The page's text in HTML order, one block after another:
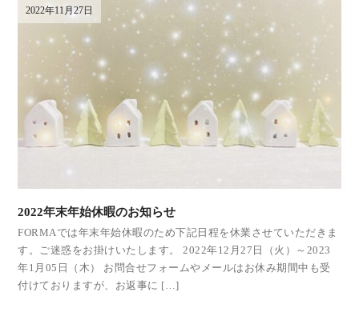
2022年11月27日
2022年末年始休暇のお知らせ
FORMAでは年末年始休暇のため下記日程を休業させていただきま
す。ご迷惑をお掛けいたします。 2022年12月27日（火）～2023
年1月05日（木） お問合せフォームやメールはお休み期間中も受
付けておりますが、お返事に […]